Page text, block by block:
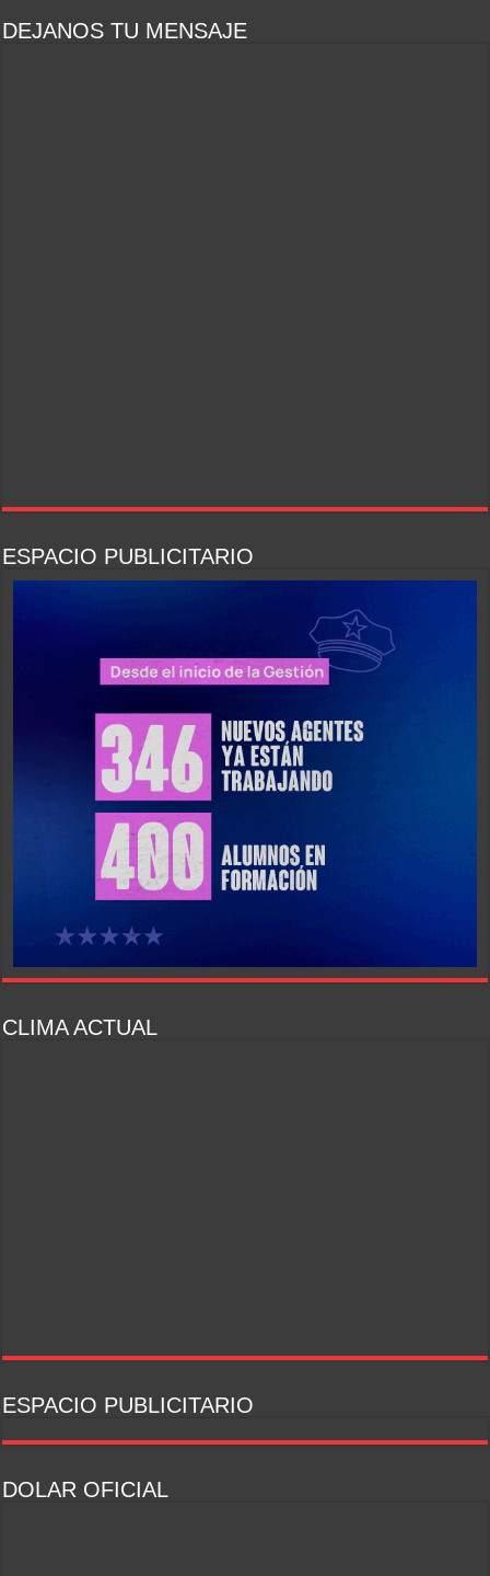
DEJANOS TU MENSAJE
ESPACIO PUBLICITARIO
CLIMA ACTUAL
ESPACIO PUBLICITARIO
DOLAR OFICIAL